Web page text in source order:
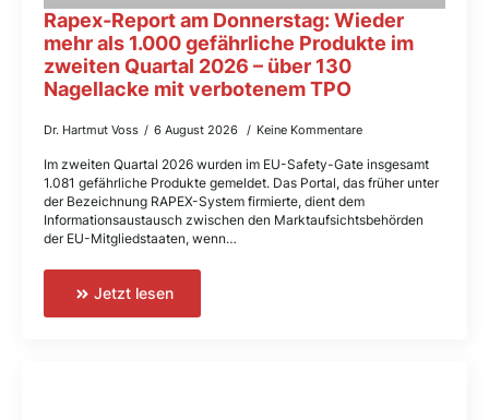
Rapex-Report am Donnerstag: Wieder
mehr als 1.000 gefährliche Produkte im
zweiten Quartal 2026 – über 130
Nagellacke mit verbotenem TPO
Dr. Hartmut Voss 6 August 2026 Keine Kommentare
Im zweiten Quartal 2026 wurden im EU-Safety-Gate insgesamt
1.081 gefährliche Produkte gemeldet. Das Portal, das früher unter
der Bezeichnung RAPEX-System firmierte, dient dem
Informationsaustausch zwischen den Marktaufsichtsbehörden
der EU-Mitgliedstaaten, wenn…
Jetzt lesen